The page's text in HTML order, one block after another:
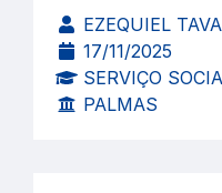
EZEQUIEL
17/11/2025
SERVIÇO
PALMAS